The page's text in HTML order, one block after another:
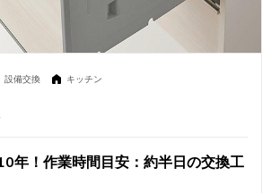
設備交換 キッチン
年！作業時間目安：約半日の交換工